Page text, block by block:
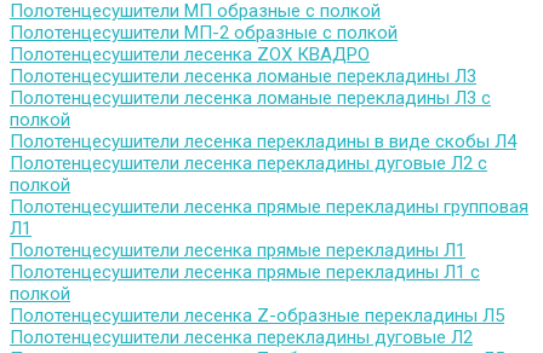
Полотенцесушители МП образные с полкой
Полотенцесушители МП-2 образные с полкой
Полотенцесушители лесенка ZOX КВАДРО
Полотенцесушители лесенка ломаные перекладины Л3
Полотенцесушители лесенка ломаные перекладины Л3 с
полкой
Полотенцесушители лесенка перекладины в виде скобы Л4
Полотенцесушители лесенка перекладины дуговые Л2 с
полкой
Полотенцесушители лесенка прямые перекладины групповая
Л1
Полотенцесушители лесенка прямые перекладины Л1
Полотенцесушители лесенка прямые перекладины Л1 с
полкой
Полотенцесушители лесенка Z-образные перекладины Л5
Полотенцесушители лесенка перекладины дуговые Л2